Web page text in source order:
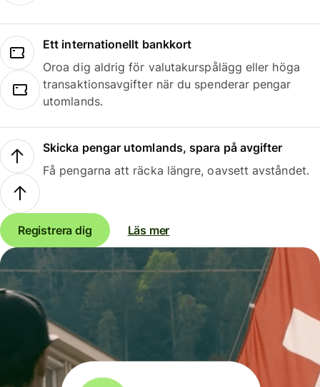
Ett internationellt bankkort
Oroa dig aldrig för valutakurspålägg eller höga
transaktionsavgifter när du spenderar pengar
utomlands.
Skicka pengar utomlands, spara på avgifter
Få pengarna att räcka längre, oavsett avståndet.
Registrera dig Läs mer